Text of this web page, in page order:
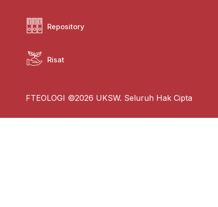
Repository
Risat
FTEOLOGI ©2026 UKSW. Seluruh Hak Cipta